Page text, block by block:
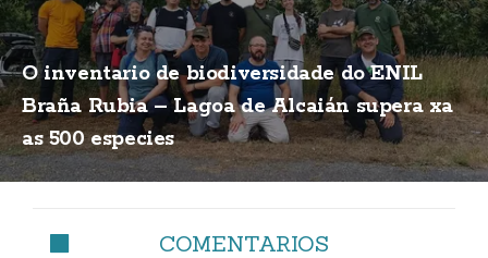
O inventario de biodiversidade do ENIL
Braña Rubia – Lagoa de Alcaián supera xa
as 500 especies
COMENTARIOS